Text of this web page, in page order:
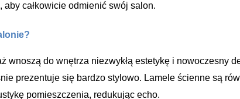
całkowicie odmienić swój salon.
wnoszą do wnętrza niezwykłą estetykę i nowoczesny
prezentuje się bardzo stylowo. Lamele ścienne są
pomieszczenia, redukując echo.